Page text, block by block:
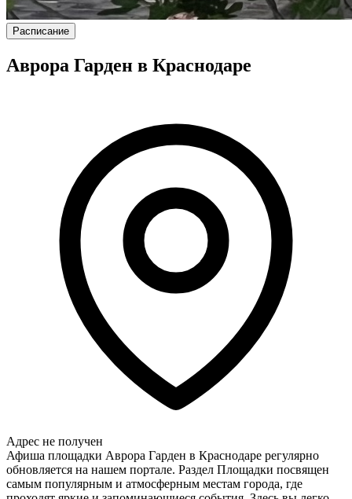
Расписание
Аврора Гарден в Краснодаре
Адрес не получен
Афиша площадки Аврора Гарден в Краснодаре регулярно
обновляется на нашем портале. Раздел Площадки посвящен
самым популярным и атмосферным местам города, где